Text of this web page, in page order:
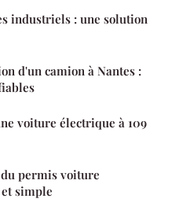
industriels : une solution
d'un camion à Nantes :
voiture électrique à 109
permis voiture
simple